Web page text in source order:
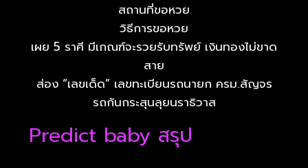
สถานที่ขอหวย
วิธีการขอหวย
เผย 5 ราศี มีเกณฑ์จะรวยรับทรัพย์ เงินทองไม่ขาด
สาย
ส่อง “เลขเด็ด” เลขทะเบียนรถนายก ครม.สัญจร
รถกันกระสุนลุยนราธิวาส
Predict baby สรุป